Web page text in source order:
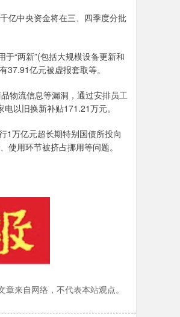
亿中央资金将在三、四季度分批
“两新”(包括大规模设备更新和
亿元被虚报套取等。
物流信息等漏洞，通过安排员工
以旧换新补贴171.21万元。
万亿元超长期特别国债所投向
使用环节被挤占挪用等问题。
章来自网络，不代表本站观点。